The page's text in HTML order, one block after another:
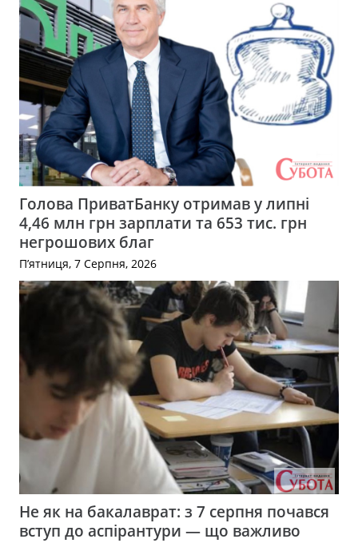
Голова ПриватБанку отримав у липні
4,46 млн грн зарплати та 653 тис. грн
негрошових благ
П’ятниця, 7 Серпня, 2026
Не як на бакалаврат: з 7 серпня почався
вступ до аспірантури — що важливо